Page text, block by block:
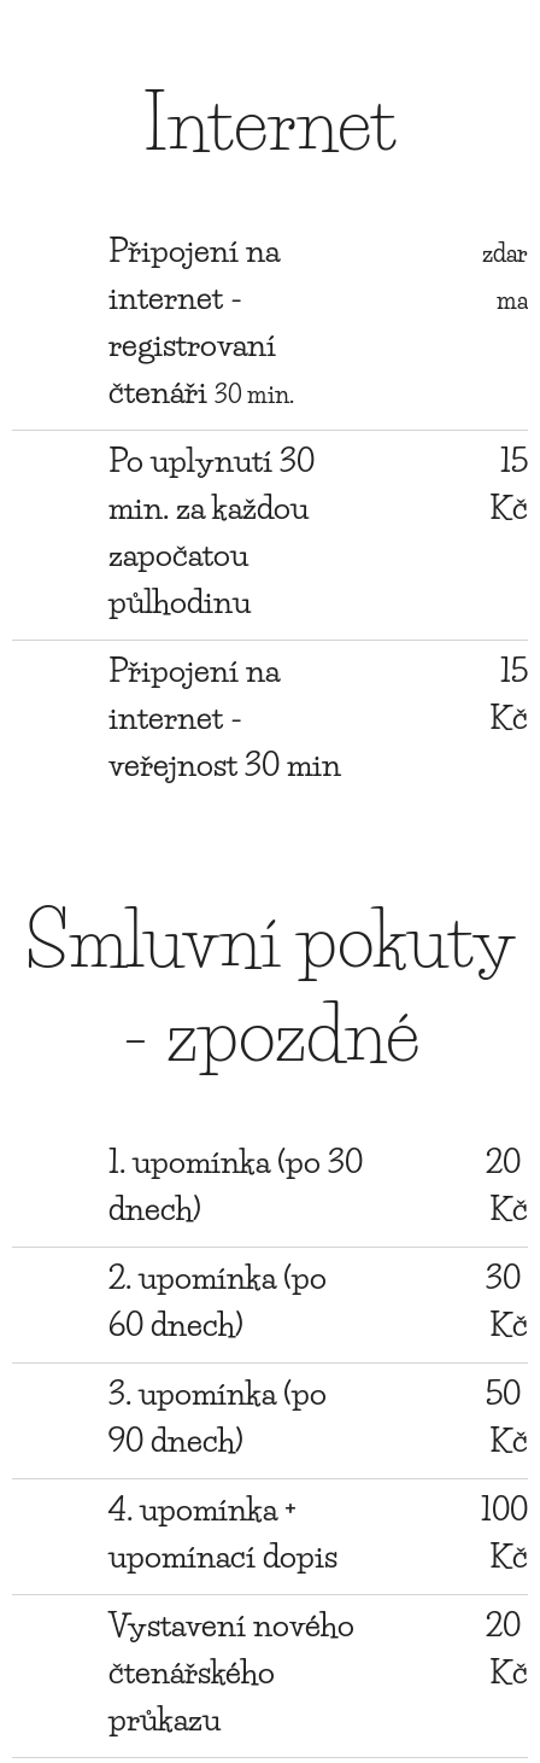
Internet
Připojení na
internet -
registrovaní
čtenáři 30 min.
zdar
ma
Po uplynutí 30
min. za každou
započatou
půlhodinu
15
Kč
Připojení na
internet -
veřejnost 30 min
15
Kč
Smluvní pokuty
- zpozdné
1. upomínka (po 30
dnech)
20
Kč
2. upomínka (po
60 dnech)
30
Kč
3. upomínka (po
90 dnech)
50
Kč
4. upomínka +
upomínací dopis
100
Kč
Vystavení nového
čtenářského
průkazu
20
Kč